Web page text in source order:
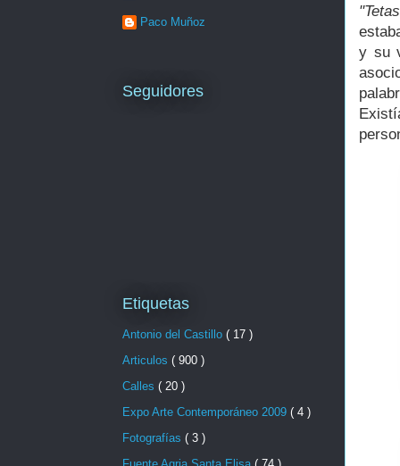
y su
Paco Muñoz
Seguidores
Etiquetas
Antonio del Castillo ( 17 )
Articulos ( 900 )
Calles ( 20 )
Expo Arte Contemporáneo 2009 ( 4 )
Fotografías ( 3 )